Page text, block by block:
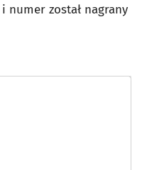
numer został nagrany